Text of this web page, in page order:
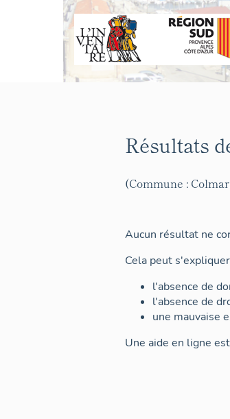
Résultats
(Commune :
Aucun résultat ne
Cela peut
l'absence de
l'absence de
une mauvaise
Une aide en ligne